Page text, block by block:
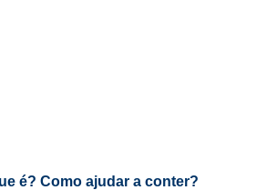
é? Como ajudar a conter?